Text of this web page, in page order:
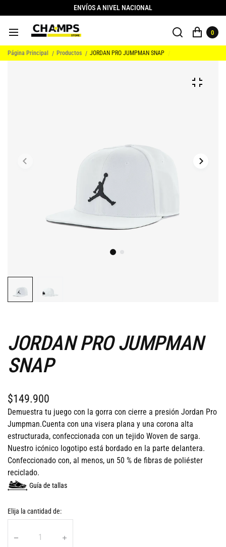
ENVÍOS A NIVEL NACIONAL
0
Página Principal Productos JORDAN PRO JUMPMAN SNAP
JORDAN PRO JUMPMAN
SNAP
$149.900
Demuestra tu juego con la gorra con cierre a presión Jordan Pro
Jumpman.Cuenta con una visera plana y una corona alta
estructurada, confeccionada con un tejido Woven de sarga.
Nuestro icónico logotipo está bordado en la parte delantera.
Confeccionado con, al menos, un 50 % de fibras de poliéster
reciclado.
Guía de tallas
Elija la cantidad de: